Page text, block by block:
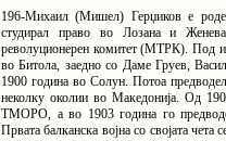
196-Михаил (Мишел) Герџиков е
студирал право во Лозана и
револуционерен комитет (МТРК). Под
во Битола, заедно со Даме Груев,
1900 година во Солун. Потоа
неколку околии во Македонија. Од
ТМОРО, а во 1903 година го
Првата балканска војна со својата